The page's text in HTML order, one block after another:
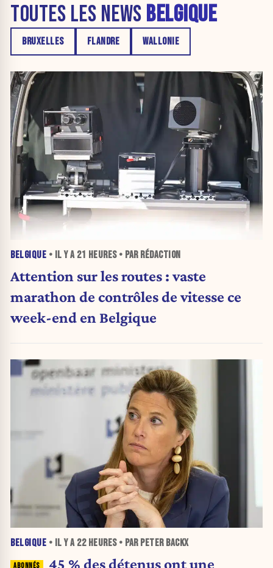
TOUTES LES NEWS BELGIQUE
BRUXELLES FLANDRE WALLONIE
BELGIQUE • IL Y A 21 HEURES• PAR RÉDACTION
Attention sur les routes : vaste
marathon de contrôles de vitesse ce
week-end en Belgique
BELGIQUE • IL Y A 22 HEURES• PAR PETER BACKX
45 % des détenus ont une